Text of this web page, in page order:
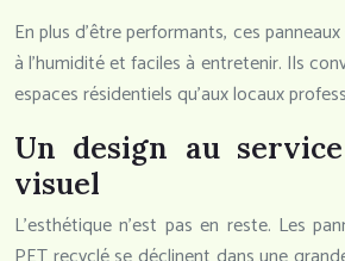
En plus d’être performants, ces
à l’humidité et faciles à entretenir. Ils
espaces résidentiels qu’aux locaux
Un design au
visuel
L’esthétique n’est pas en reste. Les